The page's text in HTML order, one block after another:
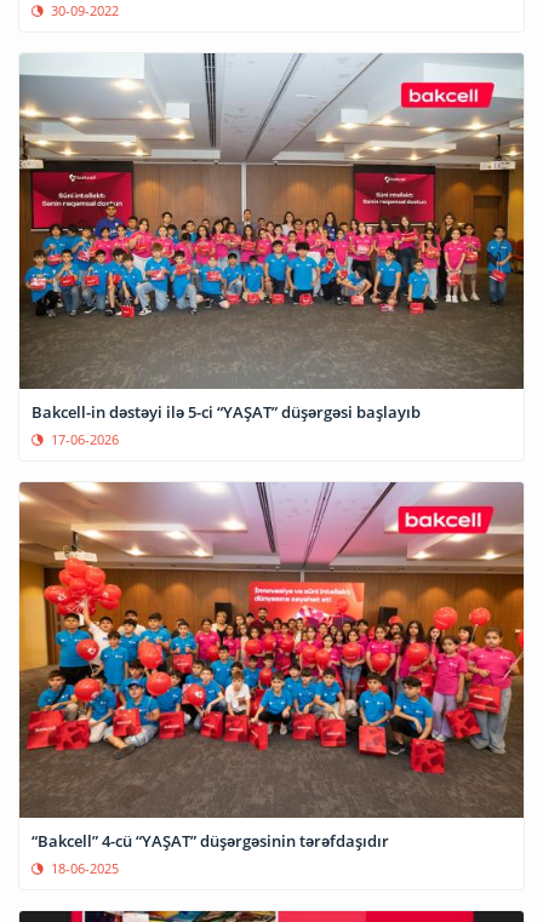
30-09-2022
Bakcell-in dəstəyi ilə 5-ci “YAŞAT” düşərgəsi başlayıb
17-06-2026
“Bakcell” 4-cü “YAŞAT” düşərgəsinin tərəfdaşıdır
18-06-2025